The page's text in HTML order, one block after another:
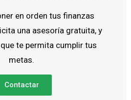
en orden tus finanzas
una asesoría gratuita, y
te permita cumplir tus
metas.
Contactar